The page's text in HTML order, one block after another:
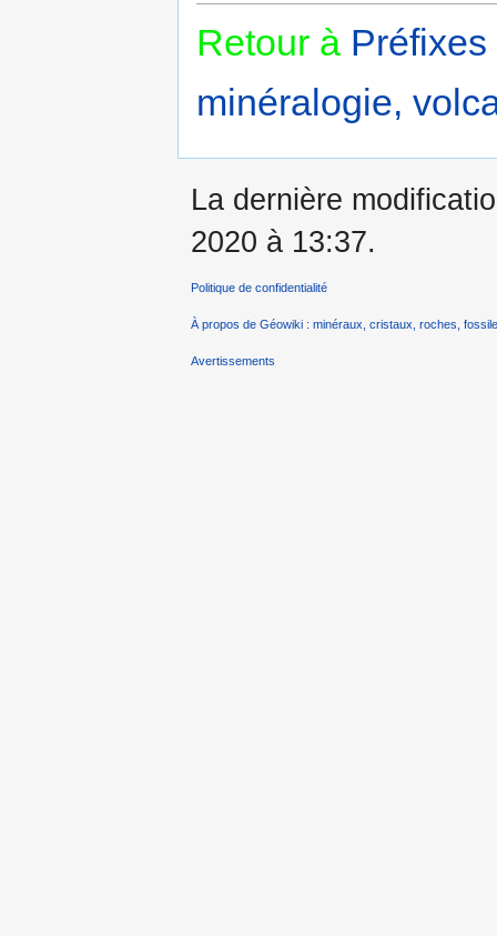
Retour à
minéralogie,
La dernière
2020 à 13:37.
Politique de confidentialité
À propos de Géowiki : minéraux, cristaux, roches,
Avertissements